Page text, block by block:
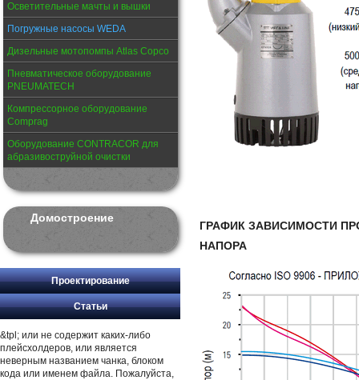
Осветительные мачты и вышки
Погружные насосы WEDA
Дизельные мотопомпы Atlas Copco
Пневматическое оборудование
PNEUMATECH
Компрессорное оборудование
Comprag
Оборудование CONTRACOR для
абразивоструйной очистки
Домостроение
Проектирование
Статьи
&tpl; или не содержит каких-либо
плейсхолдеров, или является
неверным названием чанка, блоком
кода или именем файла. Пожалуйста,
ГРАФИК ЗАВИСИМОСТИ
НАПОРА